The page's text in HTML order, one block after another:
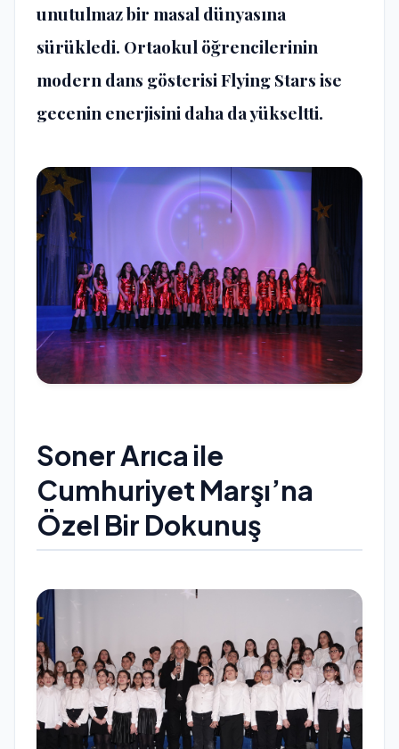
unutulmaz bir masal dünyasına
sürükledi. Ortaokul öğrencilerinin
modern dans gösterisi Flying Stars ise
gecenin enerjisini daha da yükseltti.
Soner Arıca ile
Cumhuriyet Marşı’na
Özel Bir Dokunuş